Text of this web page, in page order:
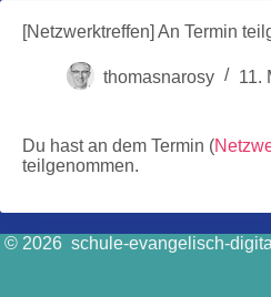
[Netzwerktreffen] An Termin
thomasnarosy 11.
Du hast an dem Termin (
teilgenommen.
© 2026 schule-evangelisch-digital